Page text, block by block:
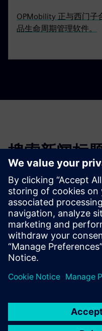
OPMobility 正与西门子
品生命周期管理软件。
搜索新闻标
筛选往期新闻报道和新闻
Global news portal
Get the latest global press